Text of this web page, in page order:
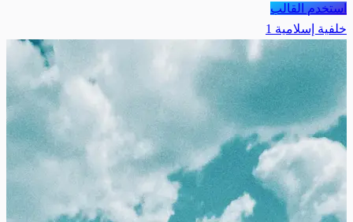
استخدم القالب
خلفية إسلامية 1